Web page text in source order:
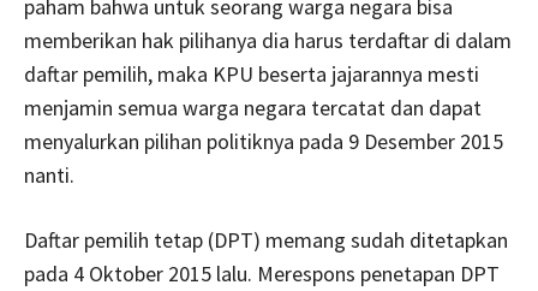
paham bahwa untuk seorang warga negara bisa
memberikan hak pilihanya dia harus terdaftar di dalam
daftar pemilih, maka KPU beserta jajarannya mesti
menjamin semua warga negara tercatat dan dapat
menyalurkan pilihan politiknya pada 9 Desember 2015
nanti.
Daftar pemilih tetap (DPT) memang sudah ditetapkan
pada 4 Oktober 2015 lalu. Merespons penetapan DPT